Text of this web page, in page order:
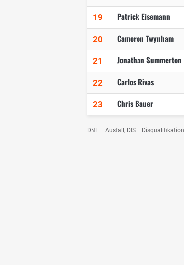
19 Patrick Eisemann
20 Cameron Twynham
21 Jonathan Summerton
22 Carlos Rivas
23 Chris Bauer
DNF = Ausfall, DIS = Disqualifikation